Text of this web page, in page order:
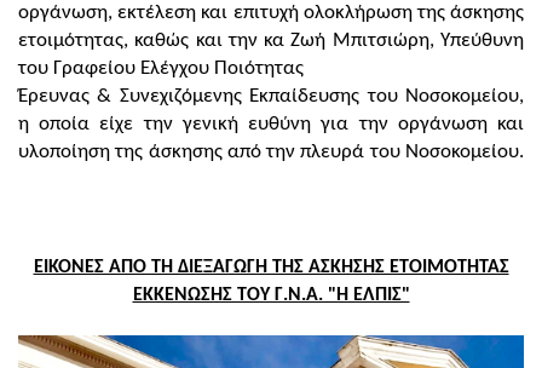
οργάνωση, εκτέλεση και επιτυχή ολοκλήρωση της άσκησης
ετοιμότητας, καθώς και την κα Ζωή Μπιτσιώρη, Υπεύθυνη
του Γραφείου Ελέγχου Ποιότητας
Έρευνας & Συνεχιζόμενης Εκπαίδευσης του Νοσοκομείου,
η οποία είχε την γενική ευθύνη για την οργάνωση και
υλοποίηση της άσκησης από την πλευρά του Νοσοκομείου.
ΕΙΚΟΝΕΣ ΑΠΟ ΤΗ ΔΙΕΞΑΓΩΓΗ ΤΗΣ ΑΣΚΗΣΗΣ ΕΤΟΙΜΟΤΗΤΑΣ
ΕΚΚΕΝΩΣΗΣ ΤΟΥ Γ.Ν.Α. "Η ΕΛΠΙΣ"